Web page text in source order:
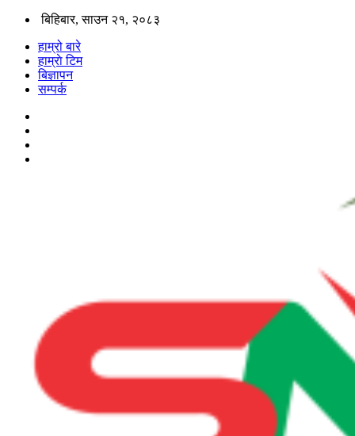
बिहिबार, साउन २१, २०८३
हाम्रो बारे
हाम्राे टिम
बिज्ञापन
सम्पर्क